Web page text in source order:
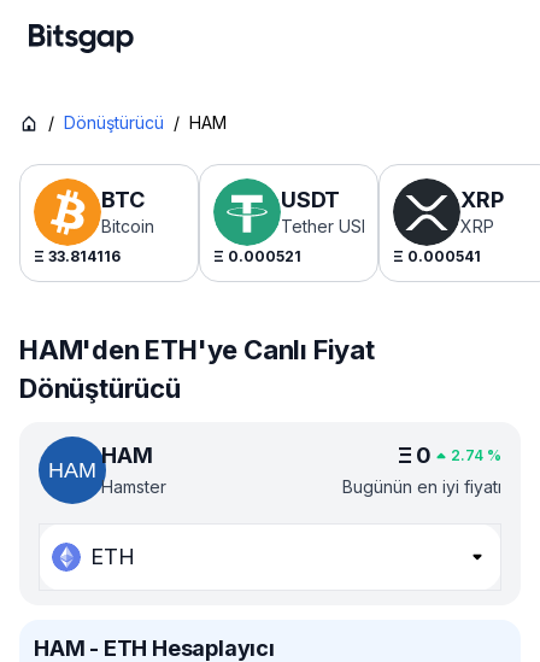
/ Dönüştürücü / HAM
BTC
Bitcoin
Ξ 33.814116
USDT
Tether USDt
Ξ 0.000521
XRP
XRP
Ξ 0.000541
HAM'den ETH'ye Canlı Fiyat
Dönüştürücü
HAM
Hamster
Ξ 0 2.74 %
Bugünün en iyi fiyatı
ETH
HAM - ETH Hesaplayıcı